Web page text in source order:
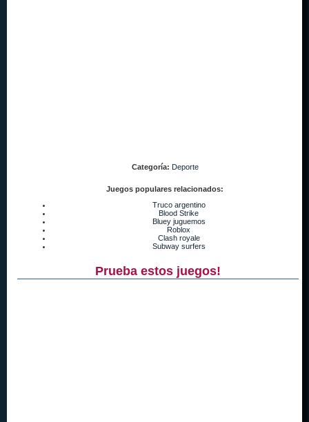
Categoría: Deporte
Juegos populares relacionados:
Truco argentino
Blood Strike
Bluey juguemos
Roblox
Clash royale
Subway surfers
Prueba estos juegos!